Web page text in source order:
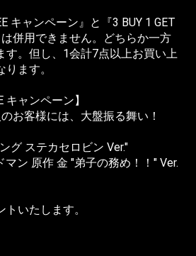
キャンペーン』と『3 BUY 1 GET
は併用できません。どちらか一方
す。但し、1会計7点以上お買い上
ます。
キャンペーン】
お客様には、大盤振る舞い！
グ ステカセロビン Ver."
ン 原作 金 "弟子の務め！！" Ver.
いたします。